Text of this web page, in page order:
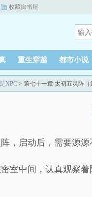
收藏御书屋
重生穿越 都市小说
NPC > 第七十一章 太初五灵阵（
，启动后，需要源
室中间，认真观察